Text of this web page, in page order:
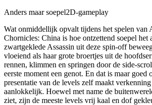
Anders maar soepel2D-gameplay
Wat onmiddellijk opvalt tijdens het spelen van
Chornicles: China is hoe ontzettend soepel het
zwartgeklede Assassin uit deze spin-off
vloeiend als haar grote broertjes uit de
rennen, klimmen en springen door de side-
eerste moment een genot. En dat is maar goed
presentatie van de levels zelf maakt
aanlokkelijk. Hoewel met name de
ziet, zijn de meeste levels vrij kaal en dof